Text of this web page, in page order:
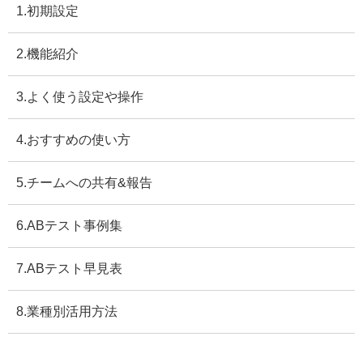
1.初期設定
2.機能紹介
3.よく使う設定や操作
4.おすすめの使い方
5.チームへの共有&報告
6.ABテスト事例集
7.ABテスト早見表
8.業種別活用方法